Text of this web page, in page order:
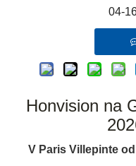
04-
Honvision na
V Paris Villepinte